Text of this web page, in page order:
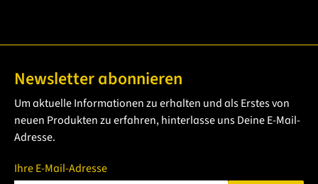
Newsletter abonnieren
Um aktuelle Informationen zu erhalten und als Erstes von
neuen Produkten zu erfahren, hinterlasse uns Deine E-Mail-
Adresse.
Ihre E-Mail-Adresse